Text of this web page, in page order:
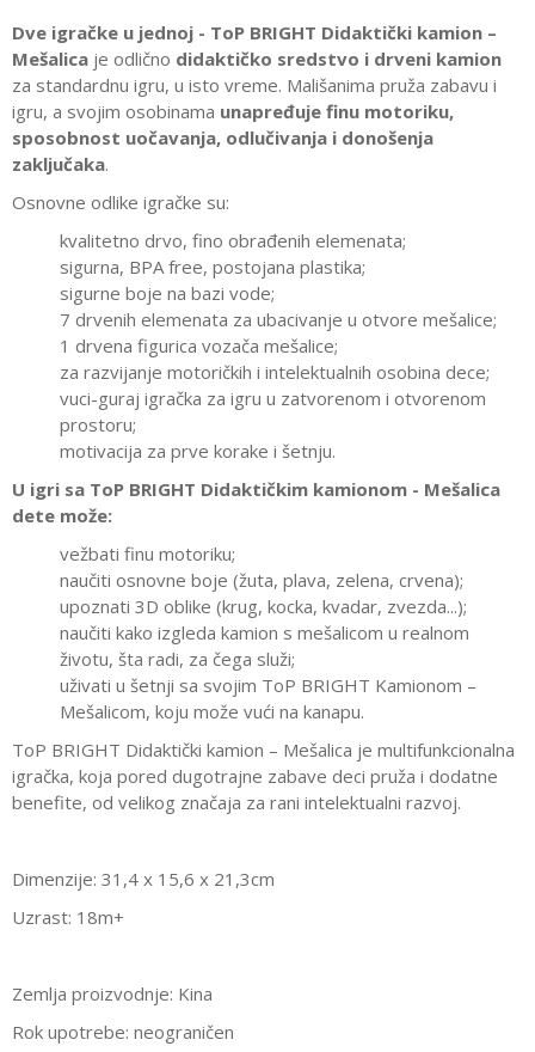
Dve igračke u jednoj - ToP BRIGHT Didaktički kamion –
Mešalica je odlično didaktičko sredstvo i drveni kamion
za standardnu igru, u isto vreme. Mališanima pruža zabavu i
igru, a svojim osobinama unapređuje finu motoriku,
sposobnost uočavanja, odlučivanja i donošenja
zaključaka.
Osnovne odlike igračke su:
kvalitetno drvo, fino obrađenih elemenata;
sigurna, BPA free, postojana plastika;
sigurne boje na bazi vode;
7 drvenih elemenata za ubacivanje u otvore mešalice;
1 drvena figurica vozača mešalice;
za razvijanje motoričkih i intelektualnih osobina dece;
vuci-guraj igračka za igru u zatvorenom i otvorenom
prostoru;
motivacija za prve korake i šetnju.
U igri sa ToP BRIGHT Didaktičkim kamionom - Mešalica
dete može:
vežbati finu motoriku;
naučiti osnovne boje (žuta, plava, zelena, crvena);
upoznati 3D oblike (krug, kocka, kvadar, zvezda...);
naučiti kako izgleda kamion s mešalicom u realnom
životu, šta radi, za čega služi;
uživati u šetnji sa svojim ToP BRIGHT Kamionom –
Mešalicom, koju može vući na kanapu.
ToP BRIGHT Didaktički kamion – Mešalica je multifunkcionalna
igračka, koja pored dugotrajne zabave deci pruža i dodatne
benefite, od velikog značaja za rani intelektualni razvoj.
Dimenzije: 31,4 x 15,6 x 21,3cm
Uzrast: 18m+
Zemlja proizvodnje: Kina
​Rok upotrebe: neograničen